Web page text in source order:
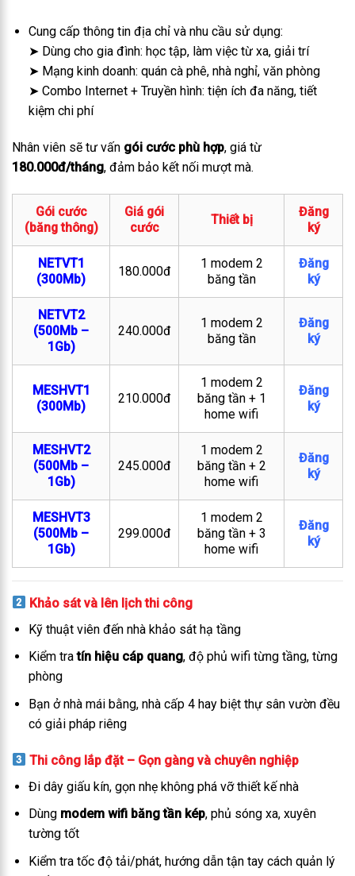
Cung cấp thông tin địa chỉ và nhu cầu sử dụng:
➤ Dùng cho gia đình: học tập, làm việc từ xa, giải trí
➤ Mạng kinh doanh: quán cà phê, nhà nghỉ, văn phòng
➤ Combo Internet + Truyền hình: tiện ích đa năng, tiết
kiệm chi phí
Nhân viên sẽ tư vấn gói cước phù hợp, giá từ
180.000đ/tháng, đảm bảo kết nối mượt mà.
Gói cước
(băng thông)
Giá gói
cước
Thiết bị
Đăng
ký
NETVT1
(300Mb)
180.000đ
1 modem 2
băng tần
Đăng
ký
NETVT2
(500Mb –
1Gb)
240.000đ
1 modem 2
băng tần
Đăng
ký
MESHVT1
(300Mb)
210.000đ
1 modem 2
băng tần + 1
home wifi
Đăng
ký
MESHVT2
(500Mb –
1Gb)
245.000đ
1 modem 2
băng tần + 2
home wifi
Đăng
ký
MESHVT3
(500Mb –
1Gb)
299.000đ
1 modem 2
băng tần + 3
home wifi
Đăng
ký
Khảo sát và lên lịch thi công
Kỹ thuật viên đến nhà khảo sát hạ tầng
Kiểm tratín hiệu cáp quang, độ phủ wifi từng tầng, từng
phòng
Bạn ở nhà mái bằng, nhà cấp 4 hay biệt thự sân vườn đều
có giải pháp riêng
Thi công lắp đặt – Gọn gàng và chuyên nghiệp
Đi dây giấu kín, gọn nhẹ không phá vỡ thiết kế nhà
Dùng modem wifi băng tần kép, phủ sóng xa, xuyên
tường tốt
Kiểm tra tốc độ tải/phát, hướng dẫn tận tay cách quản lý